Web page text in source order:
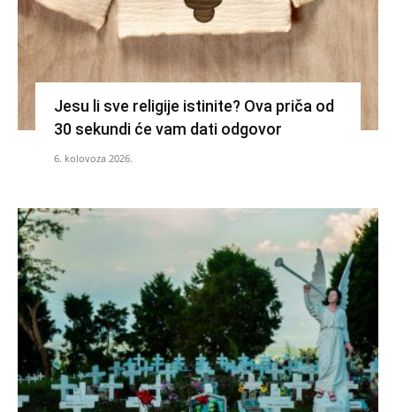
Jesu li sve religije istinite? Ova priča od
30 sekundi će vam dati odgovor
6. kolovoza 2026.